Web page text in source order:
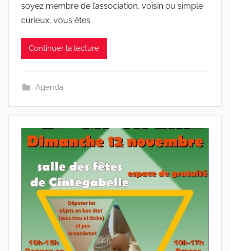
soyez membre de l’association, voisin ou simple
curieux, vous êtes
Continuer la lecture
Agenda